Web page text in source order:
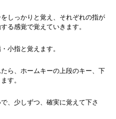
しっかりと覚え、それぞれの指が
る感覚で覚えていきます。
小指と覚えます。
ら、ホームキーの上段のキー、下
す。
、少しずつ、確実に覚えて下さ